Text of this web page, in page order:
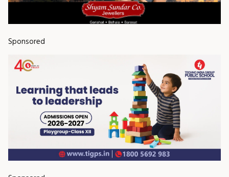
Sponsored